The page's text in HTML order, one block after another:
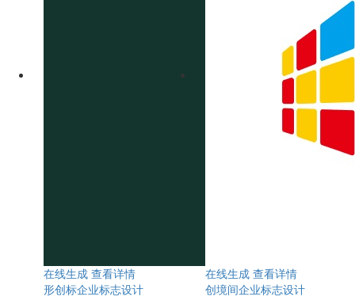
在线生成 查看详情
形创标企业标志设计
在线生成 查看详情
创境间企业标志设计